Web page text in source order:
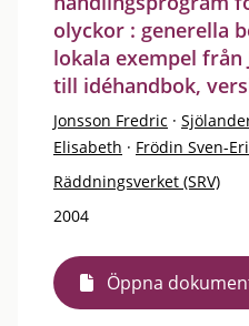
olyckor : generella
lokala exempel
till idéhandbok,
Jonsson Fredric ·
Elisabeth · Frödin Sven-
Räddningsverket (SRV)
2004
Öppna